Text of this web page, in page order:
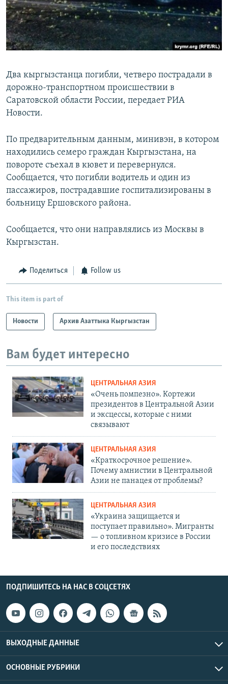
Два кыргызстанца погибли, четверо пострадали в
дорожно-транспортном происшествии в
Саратовской области России, передает РИА
Новости.
По предварительным данным, минивэн, в котором
находились семеро граждан Кыргызстана, на
повороте съехал в кювет и перевернулся.
Сообщается, что погибли водитель и один из
пассажиров, пострадавшие госпитализированы в
больницу Ершовского района.
Сообщается, что они направлялись из Москвы в
Кыргызстан.
Поделиться Follow us
This item is part of
Новости Архив Азаттыка Кыргызстан
Вам будет интересно
ЦЕНТРАЛЬНАЯ АЗИЯ
«Очень помпезно». Кортежи
президентов в Центральной Азии
и эксцессы, которые с ними
связывают
ЦЕНТРАЛЬНАЯ АЗИЯ
«Краткосрочное решение».
Почему амнистии в Центральной
Азии не панацея от проблемы?
ЦЕНТРАЛЬНАЯ АЗИЯ
«Украина защищается и
поступает правильно». Мигранты
— о топливном кризисе в России
и его последствиях
ПОДПИШИТЕСЬ НА НАС В СОЦСЕТЯХ
ВЫХОДНЫЕ ДАННЫЕ
ОСНОВНЫЕ РУБРИКИ